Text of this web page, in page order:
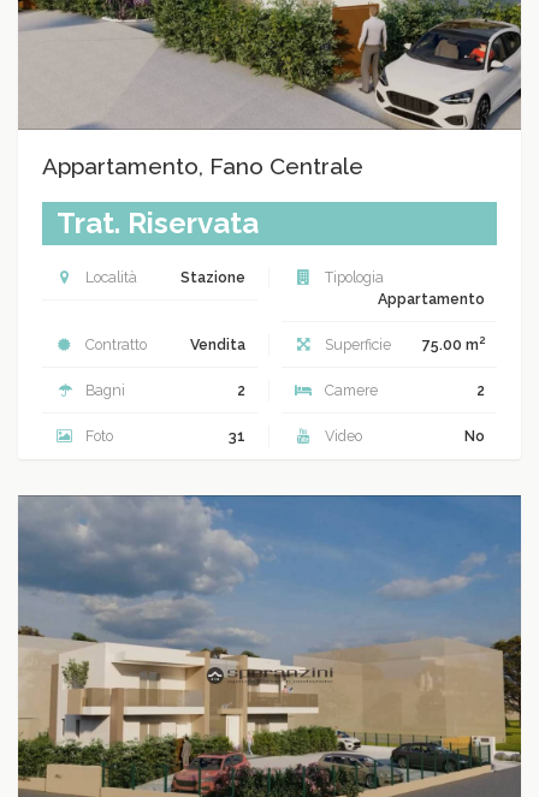
Appartamento, Fano Centrale
Trat. Riservata
Località Stazione
Tipologia
Appartamento
Contratto Vendita Superficie 75.00 m2
Bagni 2 Camere 2
Foto 31 Video No